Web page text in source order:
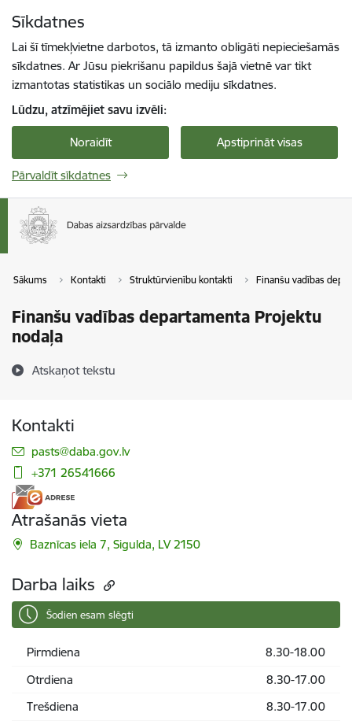
Sīkdatnes
Lai šī tīmekļvietne darbotos, tā izmanto obligāti nepieciešamās
sīkdatnes. Ar Jūsu piekrišanu papildus šajā vietnē var tikt
izmantotas statistikas un sociālo mediju sīkdatnes.
Lūdzu, atzīmējiet savu izvēli:
Noraidīt Apstiprināt visas
Pārvaldīt sīkdatnes
Sākums Kontakti Struktūrvienību kontakti Finanšu vadības
Finanšu vadības departamenta Projektu
nodaļa
Atskaņot tekstu
Kontakti
E-pasts:
pasts@daba.gov.lv
+371 26541666
Atrašanās vieta
Baznīcas iela 7, Sigulda, LV 2150
Darba laiks
Šodien esam slēgti
Pirmdiena
8.30-18.00
Otrdiena
8.30-17.00
Trešdiena
8.30-17.00